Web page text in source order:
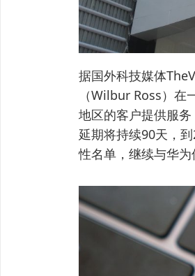
据国外科技媒体
（Wilbur Ross）
地区的客户提供服
延期将持续90天，
性名单，继续与华为